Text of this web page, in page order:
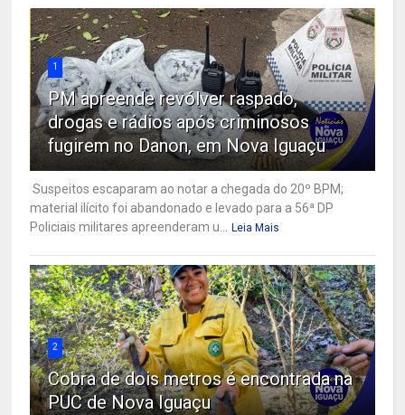
1
PM apreende revólver raspado,
drogas e rádios após criminosos
fugirem no Danon, em Nova Iguaçu
Suspeitos escaparam ao notar a chegada do 20º BPM;
material ilícito foi abandonado e levado para a 56ª DP
Policiais militares apreenderam u... Leia Mais
2
Cobra de dois metros é encontrada na
PUC de Nova Iguaçu